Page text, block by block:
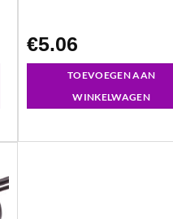
€5.06
TOEVOEGEN AAN
WINKELWAGEN